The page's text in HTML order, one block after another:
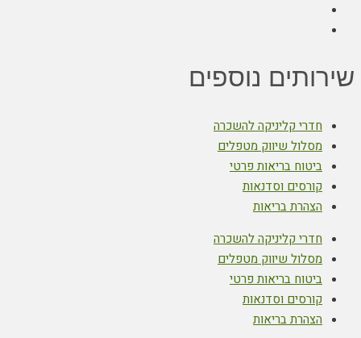
שירותים נוספים
חדרי קליניקה להשכרה
מסלול שיווק מטפלים
ביטוח בריאות פרטי
קורסים וסדנאות
הצהרת בריאות
חדרי קליניקה להשכרה
מסלול שיווק מטפלים
ביטוח בריאות פרטי
קורסים וסדנאות
הצהרת בריאות